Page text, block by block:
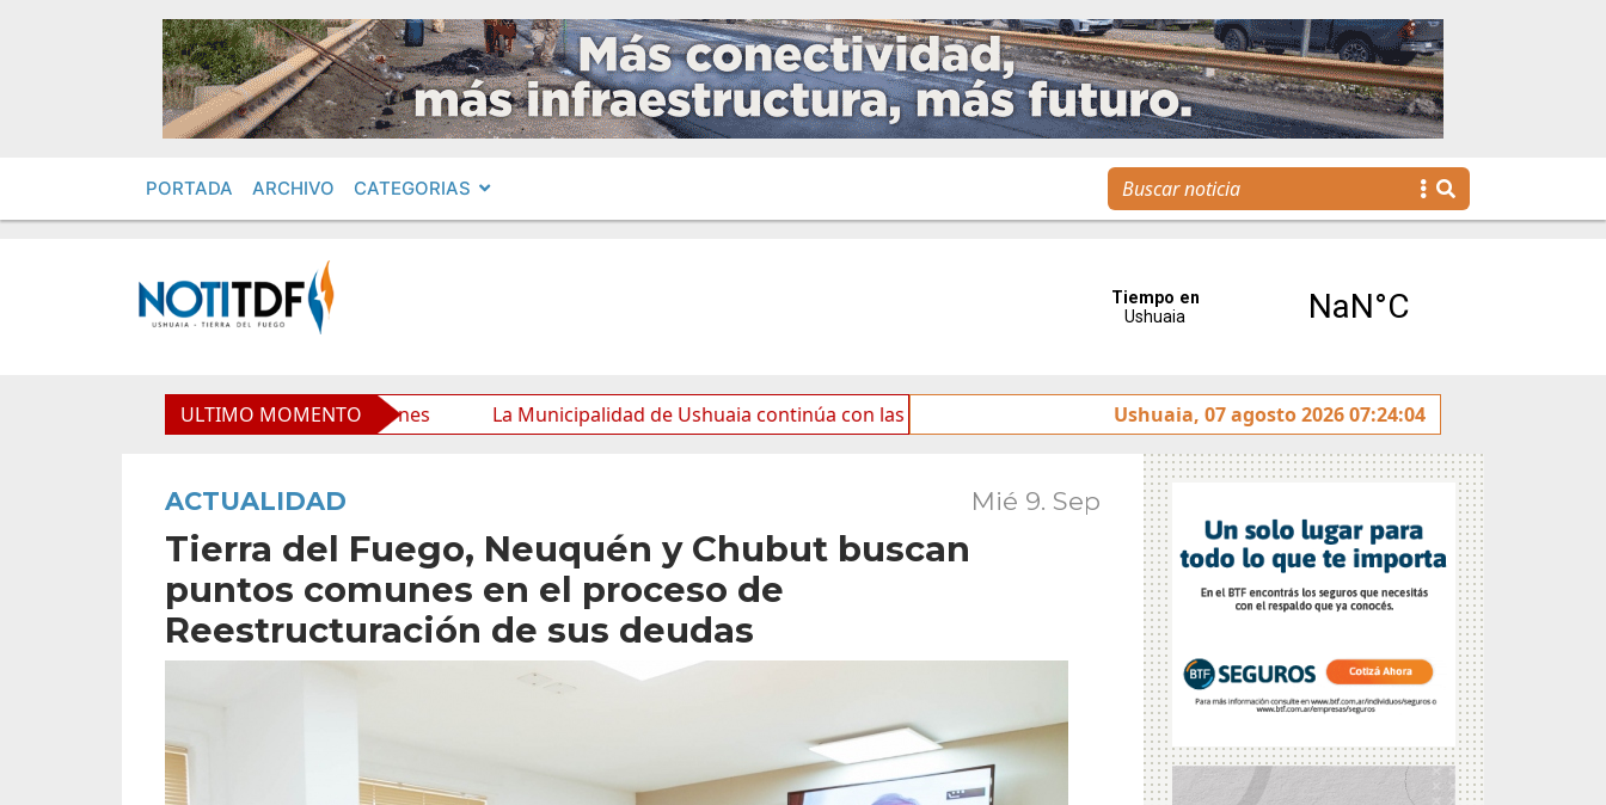
PORTADA ARCHIVO CATEGORIAS
ULTIMO MOMENTO
y mejora sus prestaciones La Municipalidad de Ushuaia continúa con las tareas de mantenimiento y rotulado sobre la avenida Héroes de Malvinas
Ushuaia, 07 agosto 2026 07:24:04
ACTUALIDAD Mié 9. Sep
Tierra del Fuego, Neuquén y Chubut buscan
puntos comunes en el proceso de
Reestructuración de sus deudas